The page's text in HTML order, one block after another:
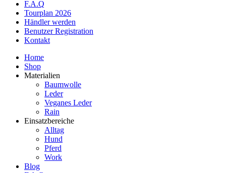
F.A.Q
Tourplan 2026
Händler werden
Benutzer Registration
Kontakt
Home
Shop
Materialien
Baumwolle
Leder
Veganes Leder
Rain
Einsatzbereiche
Alltag
Hund
Pferd
Work
Blog